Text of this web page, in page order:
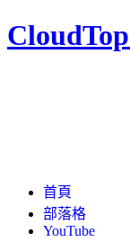
首頁
部落格
YouTube